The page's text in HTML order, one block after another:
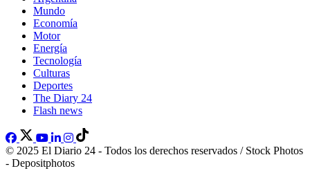
Mundo
Economía
Motor
Energía
Tecnología
Culturas
Deportes
The Diary 24
Flash news
© 2025 El Diario 24 - Todos los derechos reservados / Stock Photos
- Depositphotos